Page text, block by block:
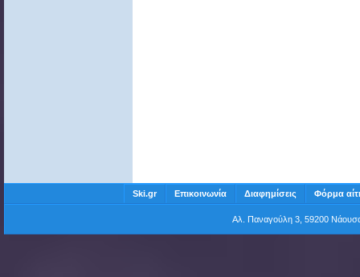
Ski.gr Επικοινωνία Διαφημίσεις Φόρμα
Αλ. Παναγούλη 3, 59200